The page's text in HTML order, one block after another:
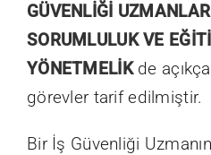
GÜVENLİĞİ
SORUMLULUK VE
YÖNETMELİK de
görevler tarif edilmiştir.
Bir İş Güvenliği